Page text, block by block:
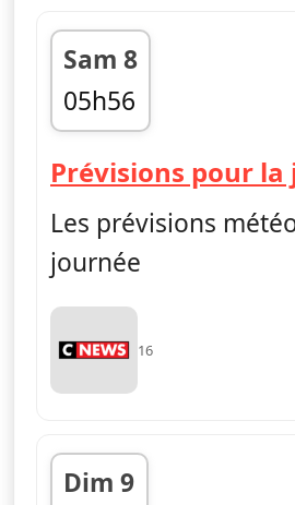
Sam 8
05h56
fin 05h58
Prévisions pour la
Les prévisions
journée
16
Dim 9